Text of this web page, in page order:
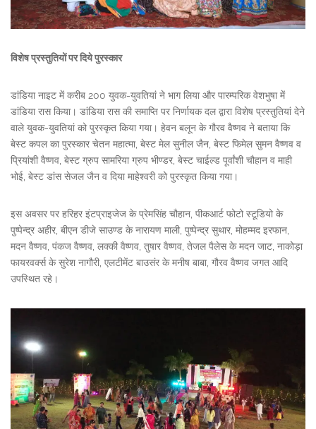
विशेष प्रस्तुतियों पर दिये पुरस्कार
डांडिया नाइट में करीब 200 युवक-युवतियां ने भाग लिया और पारम्परिक वेशभुषा में
डांडिया रास किया। डांडिया रास की समाप्ति पर निर्णायक दल द्वारा विशेष प्रस्तुतियां देने
वाले युवक-युवतियां को पुरस्कृत किया गया। हेवन बलून के गौरव वैष्णव ने बताया कि
बेस्ट कपल का पुरस्कार चेतन महात्मा, बेस्ट मेल सुनील जैन, बेस्ट फिमेल सुमन वैष्णव व
प्रियांशी वैष्णव, बेस्ट ग्रुप सामरिया ग्रुप भीण्डर, बेस्ट चाईल्ड पूर्वांशी चौहान व माही
भोई, बेस्ट डांस सेजल जैन व दिया माहेश्वरी को पुरस्कृत किया गया।
इस अवसर पर हरिहर इंटप्राइजेज के प्रेमसिंह चौहान, पीकआर्ट फोटो स्टूडियो के
पुष्पेन्द्र अहीर, बीएन डीजे साउण्ड के नारायण माली, पुष्पेन्द्र सुथार, मोहम्मद इरफान,
मदन वैष्णव, पंकज वैष्णव, लक्की वैष्णव, तुषार वैष्णव, तेजल पैलेस के मदन जाट, नाकोड़ा
फायरवर्क्स के सुरेश नागौरी, एलटीमेंट बाउसंर के मनीष बाबा, गौरव वैष्णव जगत आदि
उपस्थित रहे।